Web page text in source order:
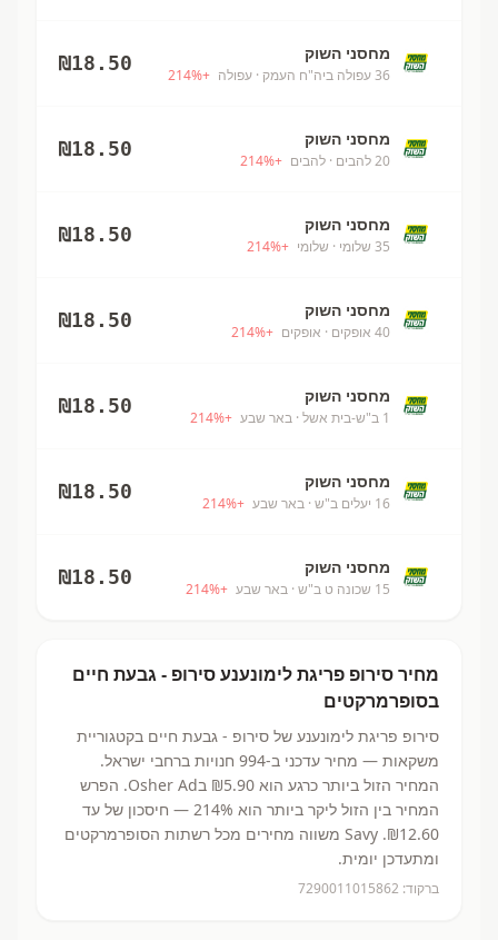
מחסני השוק
36 עפולה ביה"ח העמק · עפולה +
214%
₪18.50
מחסני השוק
20 להבים · להבים +
214%
₪18.50
מחסני השוק
35 שלומי · שלומי +
214%
₪18.50
מחסני השוק
40 אופקים · אופקים +
214%
₪18.50
מחסני השוק
1 ב"ש-בית אשל · באר שבע +
214%
₪18.50
מחסני השוק
16 יעלים ב"ש · באר שבע +
214%
₪18.50
מחסני השוק
15 שכונה ט ב"ש · באר שבע +
214%
₪18.50
מחיר סירופ פריגת לימונענע סירופ - גבעת חיים
בסופרמרקטים
סירופ פריגת לימונענע של סירופ - גבעת חיים בקטגוריית
משקאות — מחיר עדכני ב-994 חנויות ברחבי ישראל.
המחיר הזול ביותר כרגע הוא ₪5.90
בOsher Ad.
הפרש
המחיר בין הזול ליקר ביותר הוא 214% — חיסכון של עד
₪12.60.
Savy משווה מחירים מכל רשתות הסופרמרקטים
ומתעדכן יומית.
ברקוד: 7290011015862